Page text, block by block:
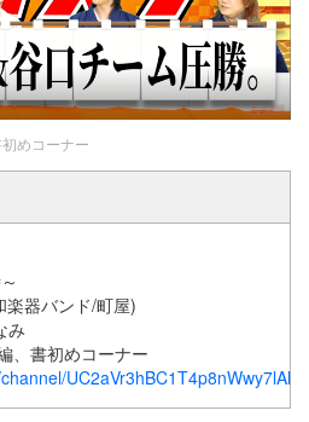
めコーナー
楽器バンド/町屋)
み
、書初めコーナー
UC2aVr3hBC1T4p8nWwy7lAlQ